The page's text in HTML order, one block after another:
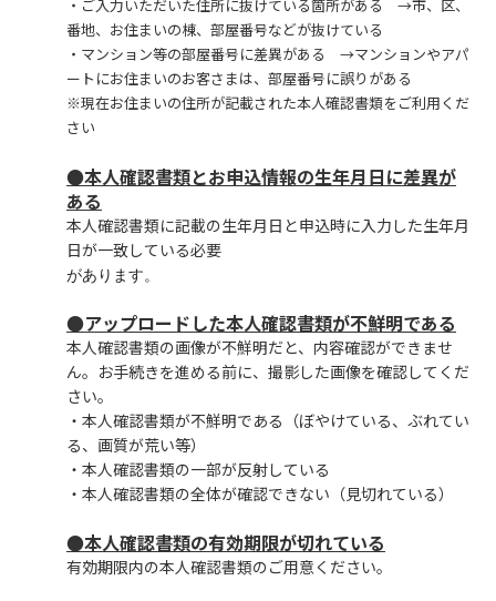
・ご入力いただいた住所に抜けている箇所がある →市、区、
番地、お住まいの棟、部屋番号などが抜けている
・マンション等の部屋番号に差異がある →マンションやアパ
ートにお住まいのお客さまは、部屋番号に誤りがある
※現在お住まいの住所が記載された本人確認書類をご利用くだ
さい
●本人確認書類とお申込情報の生年月日に差異が
ある
本人確認書類に記載の生年月日と申込時に入力した生年月
日が一致している必要
があります。
●アップロードした本人確認書類が不鮮明である
本人確認書類の画像が不鮮明だと、内容確認ができませ
ん。お手続きを進める前に、撮影した画像を確認してくだ
さい。
・本人確認書類が不鮮明である（ぼやけている、ぶれてい
る、画質が荒い等）
・本人確認書類の一部が反射している
・本人確認書類の全体が確認できない（見切れている）
●本人確認書類の有効期限が切れている
有効期限内の本人確認書類のご用意ください。